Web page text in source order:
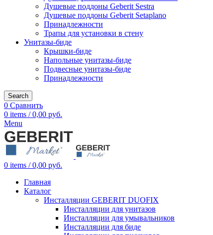
Душевые поддоны Geberit Sestra
Душевые поддоны Geberit Setaplano
Принадлежности
Трапы для установки в стену
Унитазы-биде
Крышки-биде
Напольные унитазы-биде
Подвесные унитазы-биде
Принадлежности
Search
0 Сравнить
0 items / 0,00 руб.
Menu
0 items / 0,00 руб.
Главная
Каталог
Инсталляции GEBERIT DUOFIX
Инсталляции для унитазов
Инсталляции для умывальников
Инсталляции для биде